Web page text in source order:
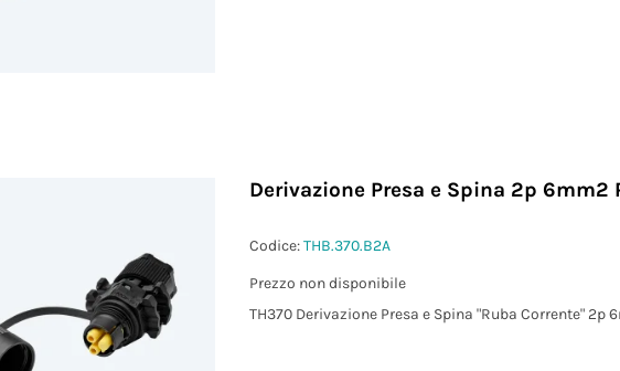
Derivazione Presa e Spina 2p 6mm2
Codice:THB.370.B2A
Prezzo non disponibile
TH370 Derivazione Presa e Spina "Ruba Corrente" 2p